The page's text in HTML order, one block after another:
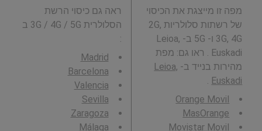
מפה זו מייצגת את הכיסוי
של רשתות סלולריות 2G,
3G, 4G ו- 5G ב- Leioa,
Euskadi . ראו גם: מפת
מהירות בנייד ב- Leioa,
Euskadi
.
Orange Movil
MasOrange
Movistar Movil
ראה גם כיסוי הרשת
הסלולרית 3G / 4G / 5G ב
:
Madrid
Barcelona
Valencia
Sevilla
Zaragoza
Málaga